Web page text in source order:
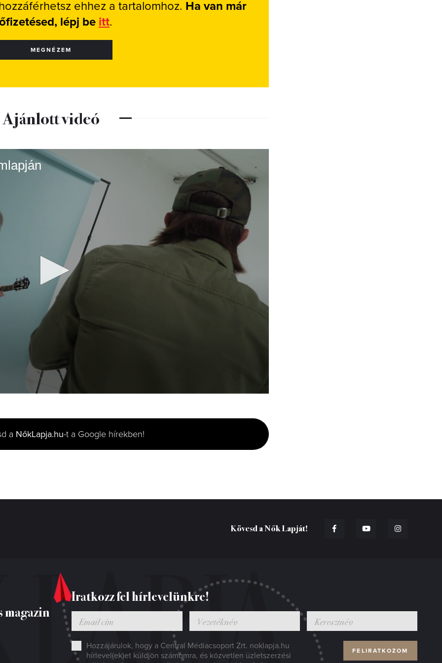
ehhez a tartalomhoz. Ha van már
lépj be itt.
MEGNÉZEM
Ajánlott videó
a NőkLapja.hu-t a Google hírekben!
Kövesd a Nők Lapját!
Iratkozz fel hírlevelünkre!
Hozzájárulok, hogy a Central Médiacsoport Zrt. noklapja.hu
hírlevel(ek)et küldjön számomra, és közvetlen üzletszerzési